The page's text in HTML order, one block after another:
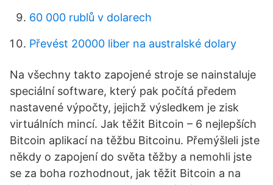
60 000 rublů v dolarech
Převést 20000 liber na australské dolary
Na všechny takto zapojené stroje se nainstaluje
speciální software, který pak počítá předem
nastavené výpočty, jejichž výsledkem je zisk
virtuálních mincí. Jak těžit Bitcoin – 6 nejlepších
Bitcoin aplikací na těžbu Bitcoinu. Přemýšleli jste
někdy o zapojení do světa těžby a nemohli jste
se za boha rozhodnout, jak těžit Bitcoin a na